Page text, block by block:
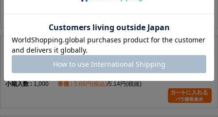
5.66円(税込)
十字穴付（＋）ナベ小ねじ（全ねじ(並目
000000000020030000
生地
2 X 30 (P=0.4
在庫
品薄
なし
1,000
5.66円(税込) 5.14円(税抜)